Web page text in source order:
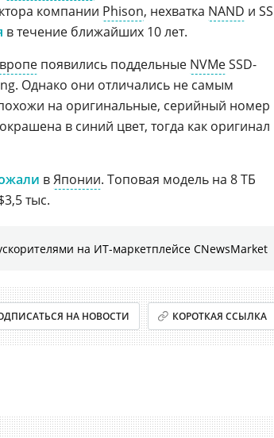
компании Phison, нехватка NAND и
в течение ближайших 10 лет.
появились поддельные NVMeSSD-
Однако они отличались не самым
на оригинальные, серийный номер
в синий цвет, тогда как оригинал
вЯпонии. Топовая модель на 8 ТБ
тыс.
на ИТ-маркетплейсе CNewsMarket
НА НОВОСТИ КОРОТКАЯ ССЫЛКА